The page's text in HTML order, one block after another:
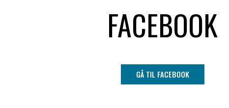
FACEBOOK
GÅ TIL FACEBOOK